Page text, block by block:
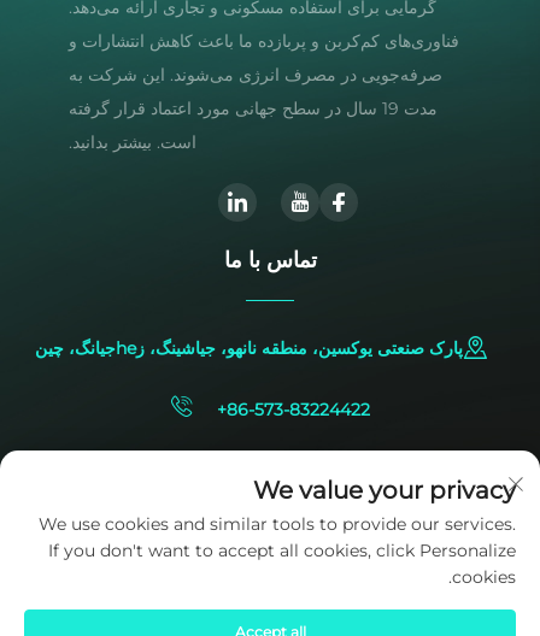
گرمایی برای استفاده مسکونی و تجاری ارائه می‌دهد.
فناوری‌های کم‌کربن و پربازده ما باعث کاهش انتشارات و
صرفه‌جویی در مصرف انرژی می‌شوند. این شرکت به
مدت 19 سال در سطح جهانی مورد اعتماد قرار گرفته
است. بیشتر بدانید.
تماس با ما
پارک صنعتی یوکسین، منطقه نانهو، جیاشینگ، زheجیانگ، چین
+86-573-83224422
We value your privacy
We use cookies and similar tools to provide our services.
If you don't want to accept all cookies, click Personalize
cookies.
Accept all